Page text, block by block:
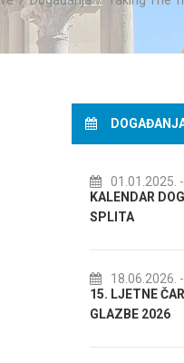
- 31.12.2026.
GRADA
- 24.09.2026.
KLASIČNE